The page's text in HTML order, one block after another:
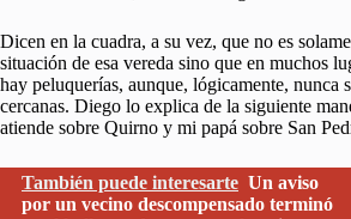
Dicen en la cuadra, a su vez, que no es
situación de esa vereda sino que en muchos
hay peluquerías, aunque, lógicamente, nunca
cercanas. Diego lo explica de la siguiente
atiende sobre Quirno y mi papá sobre San
También puede interesarte Un aviso
por un vecino descompensado terminó